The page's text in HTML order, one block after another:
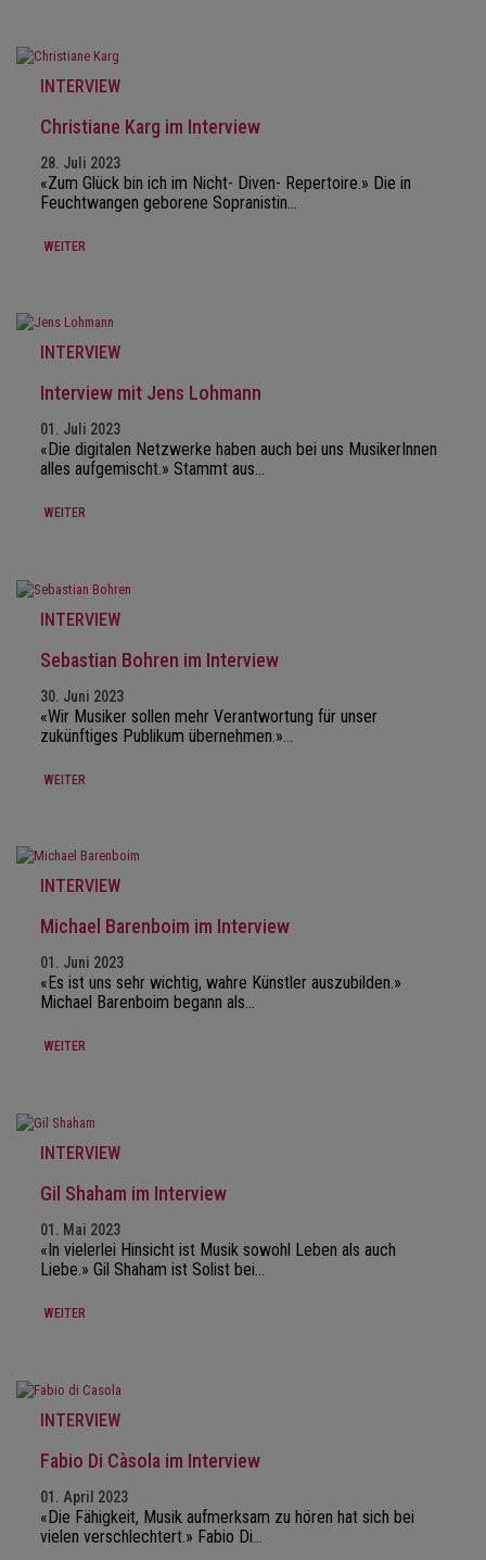
INTERVIEW
Christiane Karg im Interview
28. Juli 2023
«Zum Glück bin ich im Nicht- Diven- Repertoire.» Die in
Feuchtwangen geborene Sopranistin…
WEITER
INTERVIEW
Interview mit Jens Lohmann
01. Juli 2023
«Die digitalen Netzwerke haben auch bei uns MusikerInnen
alles aufgemischt.» Stammt aus…
WEITER
INTERVIEW
Sebastian Bohren im Interview
30. Juni 2023
«Wir Musiker sollen mehr Verantwortung für unser
zukünftiges Publikum übernehmen.»…
WEITER
INTERVIEW
Michael Barenboim im Interview
01. Juni 2023
«Es ist uns sehr wichtig, wahre Künstler auszubilden.»
Michael Barenboim begann als…
WEITER
INTERVIEW
Gil Shaham im Interview
01. Mai 2023
«In vielerlei Hinsicht ist Musik sowohl Leben als auch
Liebe.» Gil Shaham ist Solist bei…
WEITER
INTERVIEW
Fabio Di Càsola im Interview
01. April 2023
«Die Fähigkeit, Musik aufmerksam zu hören hat sich bei
vielen verschlechtert.» Fabio Di…